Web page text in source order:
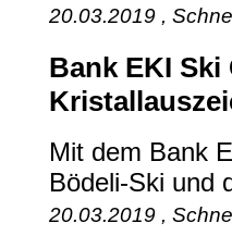
20.03.2019 ,
Bank EKI Ski
Mit dem Bank
Bödeli-Ski und
20.03.2019 ,